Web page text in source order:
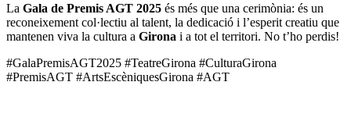
La Gala de Premis AGT 2025 és més que una cerimònia: és un
reconeixement col·lectiu al talent, la dedicació i l’esperit creatiu que
mantenen viva la cultura a Girona i a tot el territori. No t’ho perdis!
#GalaPremisAGT2025 #TeatreGirona #CulturaGirona
#PremisAGT #ArtsEscèniquesGirona #AGT